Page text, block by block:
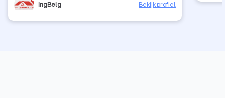
IngBelg Bekijk profiel